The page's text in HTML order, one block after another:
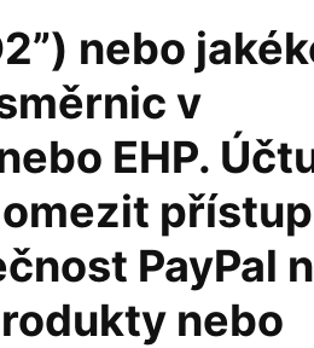
nebo
v
EHP.
PayPal
nebo